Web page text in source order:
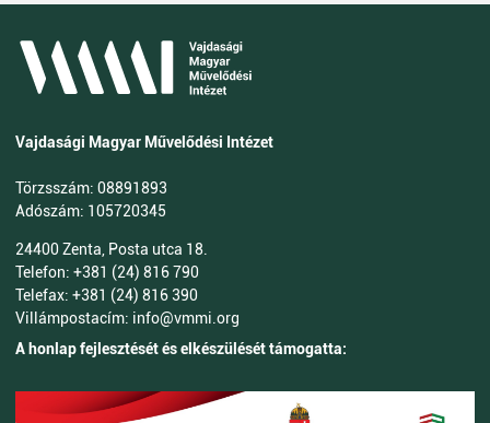
Vajdasági Magyar Művelődési Intézet
Törzsszám: 08891893
Adószám: 105720345
24400 Zenta, Posta utca 18.
Telefon: +381 (24) 816 790
Telefax: +381 (24) 816 390
Villámpostacím: info@vmmi.org
A honlap fejlesztését és elkészülését támogatta: